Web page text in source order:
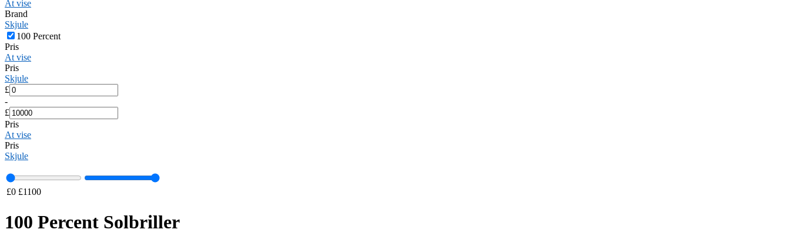
At vise
Brand
Skjule
100 Percent
Pris
At vise
Pris
Skjule
£
-
£
Pris
At vise
Pris
Skjule
£0 £1100
100 Percent Solbriller